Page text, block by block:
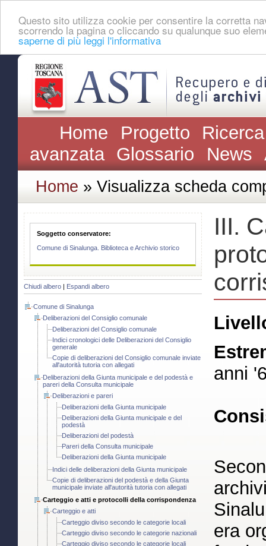
Questo sito utilizza cookie per consentire la corretta
scorrendo la pagina o cliccando su qualunque suo
saperne di più leggi l'informativa
Home Progetto
avanzata Glossario News
Home » Visualizza scheda
Soggetto conservatore:
Comune di Sinalunga. Biblioteca e Archivio storico
Chiudi albero Espandi albero
Comune di Sinalunga
Deliberazioni del Consiglio comunale
Deliberazioni del Consiglio comunale
Indici cronologici delle Deliberazioni del Consiglio
generale
Copie di deliberazioni del Consiglio comunale inviate
all'autorità tutoria con allegati
Deliberazioni della Giunta municipale e del podestà e
pareri della Consulta municipale
Deliberazioni e pareri
Deliberazioni della Giunta municipale
Deliberazioni della Giunta municipale e del
podestà
Deliberazioni del podestà
Pareri della Consulta municipale
Deliberazioni della Giunta municipale
Indici delle deliberazioni della Giunta municipale
Copie di deliberazioni del podestà e della Giunta
municipale inviate all'autorità tutoria con allegati
Carteggio e atti e protocolli della corrispondenza
Carteggio e atti
Carteggio diviso secondo le categorie locali
Carteggio diviso secondo le categorie nazionali
Carteggio diviso secondo le categorie locali
III.
anni
era